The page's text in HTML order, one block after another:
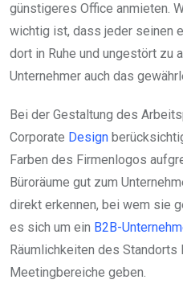
günstigeres Office anmieten.
wichtig ist, dass jeder seinen
dort in Ruhe und ungestört zu
Unternehmer auch das
Bei der Gestaltung des
Corporate Design
Farben des Firmenlogos
Büroräume gut zum
direkt erkennen, bei wem sie
es sich um ein B2B-
Räumlichkeiten des Standorts
Meetingbereiche geben.